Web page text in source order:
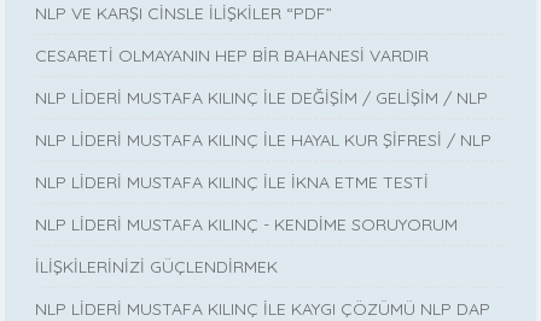
NLP VE KARŞI CİNSLE İLİŞKİLER “PDF”
CESARETİ OLMAYANIN HEP BİR BAHANESİ VARDIR
NLP LİDERİ MUSTAFA KILINÇ İLE DEĞİŞİM / GELİŞİM / NLP
NLP LİDERİ MUSTAFA KILINÇ İLE HAYAL KUR ŞİFRESİ / NLP
NLP LİDERİ MUSTAFA KILINÇ İLE İKNA ETME TESTİ
NLP LİDERİ MUSTAFA KILINÇ - KENDİME SORUYORUM
İLİŞKİLERİNİZİ GÜÇLENDİRMEK
NLP LİDERİ MUSTAFA KILINÇ İLE KAYGI ÇÖZÜMÜ NLP DAP